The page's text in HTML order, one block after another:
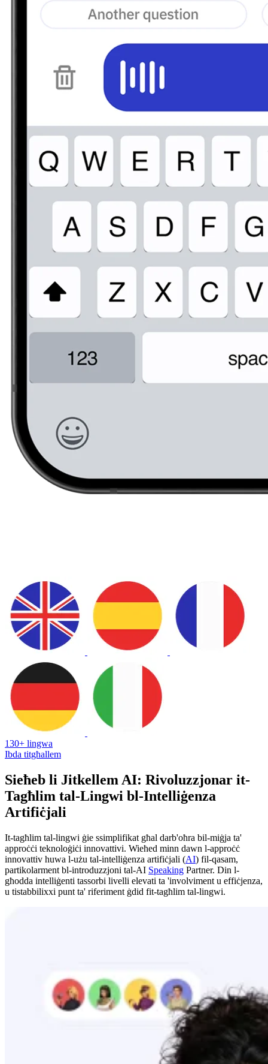
130+ lingwa
Ibda titgħallem
Sieħeb li Jitkellem AI: Rivoluzzjonar it-
Tagħlim tal-Lingwi bl-Intelliġenza
Artifiċjali
It-tagħlim tal-lingwi ġie ssimplifikat għal darb'oħra bil-miġja ta'
approċċi teknoloġiċi innovattivi. Wieħed minn dawn l-approċċ
innovattiv huwa l-użu tal-intelliġenza artifiċjali (AI) fil-qasam,
partikolarment bl-introduzzjoni tal-AI Speaking Partner. Din l-
għodda intelliġenti tassorbi livelli elevati ta 'involviment u effiċjenza,
u tistabbilixxi punt ta' riferiment ġdid fit-tagħlim tal-lingwi.